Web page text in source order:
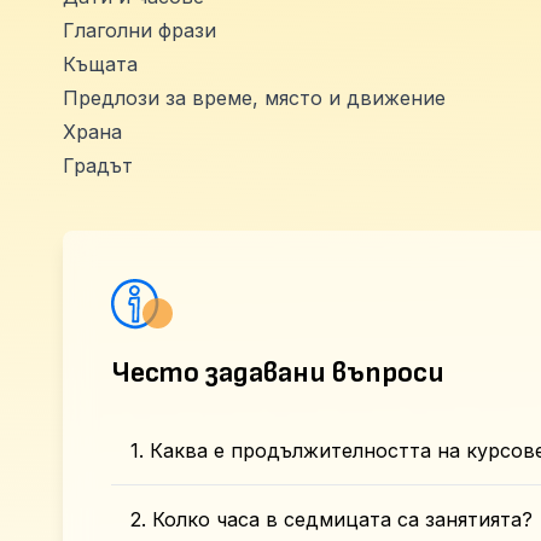
Глаголни фрази
Къщата
Предлози за време, място и движение
Храна
Градът
Често задавани въпроси
1. Каква е продължителността на
2. Колко часа в седмицата са занятията?